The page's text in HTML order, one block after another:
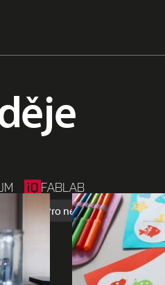
FABLAB
iQCAFÉ Pro nejmenší Prázdniny